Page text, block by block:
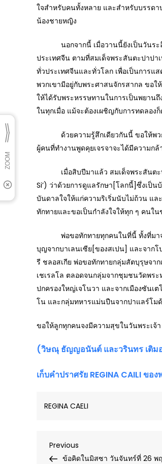
ใจสำหรับคนทั้งหลาย และสำหรับบรรดา
น้องชายหญิง
นอกจากนี้ เมื่อวานนี้ยังเป็นวันระลึก
ประเทศจีน ตามที่สมเด็จพระสันตะปาป
ทั่วประเทศจีนและทั่วโลก เพื่อเป็นการ
พวกเขามีอยู่กับพระศาสนจักรสากล ขอใ
ให้ได้รับพระหรรษทานในการเป็นพยาน
ในทุกเมื่อ แม้จะต้องเผชิญกับการทดลอง
ด้วยความรู้สึกเดียวกันนี้ ขอให้พวกเ
ผู้คนที่ทำงานพูดคุยเจรจาจะได้มีความก
เมื่อสิบปีมาแล้ว สมเด็จพระสันตะปา
Si’) ว่าด้วยการดูแลรักษา[โลกนี้]ซึ่งเป็
บันดาลใจให้แก่ความริเริ่มนับไม่ถ้วน แ
ทักทายและขอเป็นกำลังใจให้ทุก ๆ คนใ
พ่อขอทักทายทุกคนในที่นี้ ทั้งที่มาจาก
บุญจากบาเลนเซีย[ของสเปน] และจาก
รี ชลอสเกีย พ่อขอทักทายกลุ่มสัตบุรุษจา
เชเรลโล ตลอดจนกลุ่มจากชุมชนวัดพระ
ปกครองใหญ่เจโนวา และจากเมืองซัน
โน และกลุ่มทหารแม่นปืนจากปาแลร์โม
ขอให้ลูกทุกคนจงมีความสุขในวันพระเจ้า
(วิษณุ ธัญญอนันต์ และวรินทร เติม
เก็บคำปราศรัย REGINA CAILI ขอ
REGINA CAELI
Post
Previous
Post
Previous
ข้อคิดในมิสซา วันจันทร์ที่ 26 พ